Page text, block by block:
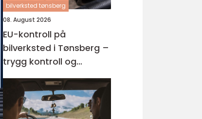
bilverksted tønsberg
08. August 2026
EU-kontroll på
bilverksted i Tønsberg –
trygg kontroll og
profesjonell oppfølging
av bilen